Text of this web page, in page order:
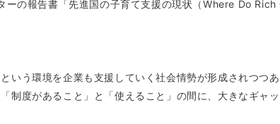
ーの報告書「先進国の子育て支援の現状（Where Do
いう環境を企業も支援していく社会情勢が形成されつつ
制度があること」と「使えること」の間に、大きなギャ